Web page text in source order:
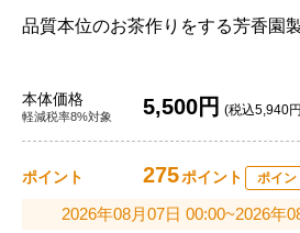
品質本位のお茶作りをする芳香園
本体価格
軽減税率8%対象 5,500円 (税込5,940
ポイント 275ポイント ポイ
2026年08月07日 00:00~2026年